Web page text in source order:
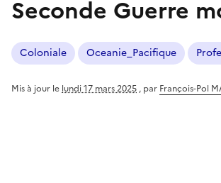
Seconde Guerre
Coloniale Oceanie_Pacifique
Mis à jour le lundi 17 mars 2025 , par François-Pol